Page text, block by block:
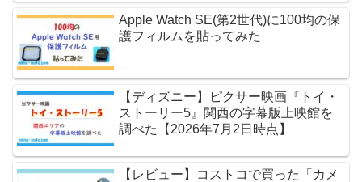
Apple Watch SE(第2世代)に100均の保
護フィルムを貼ってみた
【ディズニー】ピクサー映画『トイ・
ストーリー5』関西の字幕版上映館を
調べた【2026年7月2日時点】
【レビュー】コストコで買った「カメ